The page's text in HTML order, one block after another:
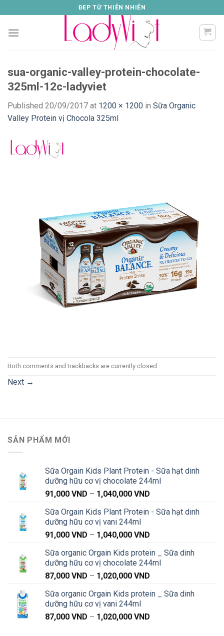
to
content
ĐEP TỪ THIÊN NHIÊN
sua-organic-valley-protein-chocolate-
325ml-12c-ladyviet
Published 20/09/2017 at 1200 × 1200 in Sữa Organic
Valley Protein vị Chocola 325ml
Both comments and trackbacks are currently closed.
Next →
SẢN PHẨM MỚI
Sữa Orgain Kids Plant Protein - Sữa hạt dinh
dưỡng hữu cơ vị chocolate 244ml
91,000 VND – 1,040,000 VND
từ
Sữa Orgain Kids Plant Protein - Sữa hạt dinh
dưỡng hữu cơ vị vani 244ml
91,000 VND – 1,040,000 VND
từ
91,000 VND
Sữa organic Orgain Kids protein _ Sữa dinh
dưỡng hữu cơ vị chocolate 244ml
87,000 VND – 1,020,000 VND
từ
Sữa organic Orgain Kids protein _ Sữa dinh
dưỡng hữu cơ vị vani 244ml
87,000 VND – 1,020,000 VND